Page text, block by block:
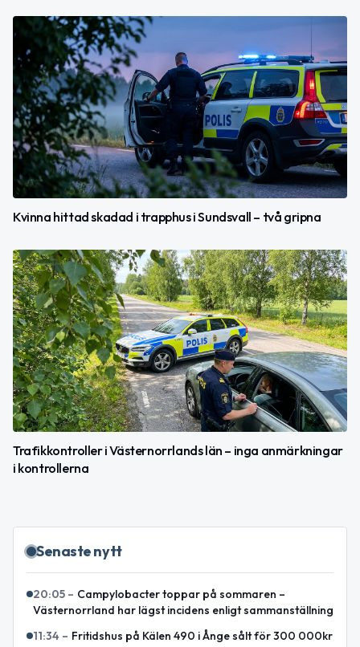
Kvinna hittad skadad i trapphus i Sundsvall – två gripna
Trafikkontroller i Västernorrlands län – inga anmärkningar
i kontrollerna
Senaste nytt
20:05 – Campylobacter toppar på sommaren –
Västernorrland har lägst incidens enligt sammanställning
11:34 – Fritidshus på Kälen 490 i Ånge sålt för 300 000kr